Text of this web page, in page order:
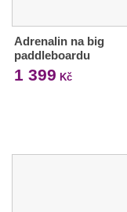
Adrenalin na big
paddleboardu
1 399 Kč